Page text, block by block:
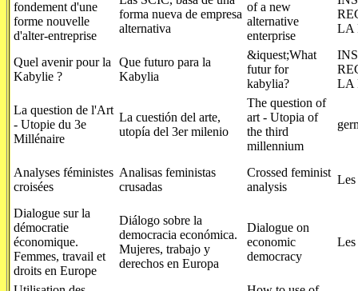
fondement d'une
forme nouvelle
d'alter-entreprise
forma nueva de empresa
alternativa
of a new
alternative
enterprise
LA
Quel avenir pour la
Kabylie ?
Que futuro para la
Kabylia
&iquest;What
futur for
kabylia?
LA
La question de l'Art
- Utopie du 3e
Millénaire
La cuestión del arte,
utopía del 3er milenio
The question of
art - Utopia of
the third
millennium
Analyses féministes
croisées
Analisas feministas
crusadas
Crossed feminist
analysis
Les
Dialogue sur la
démocratie
économique.
Femmes, travail et
droits en Europe
Diálogo sobre la
democracia económica.
Mujeres, trabajo y
derechos en Europa
Dialogue on
economic
democracy
Les